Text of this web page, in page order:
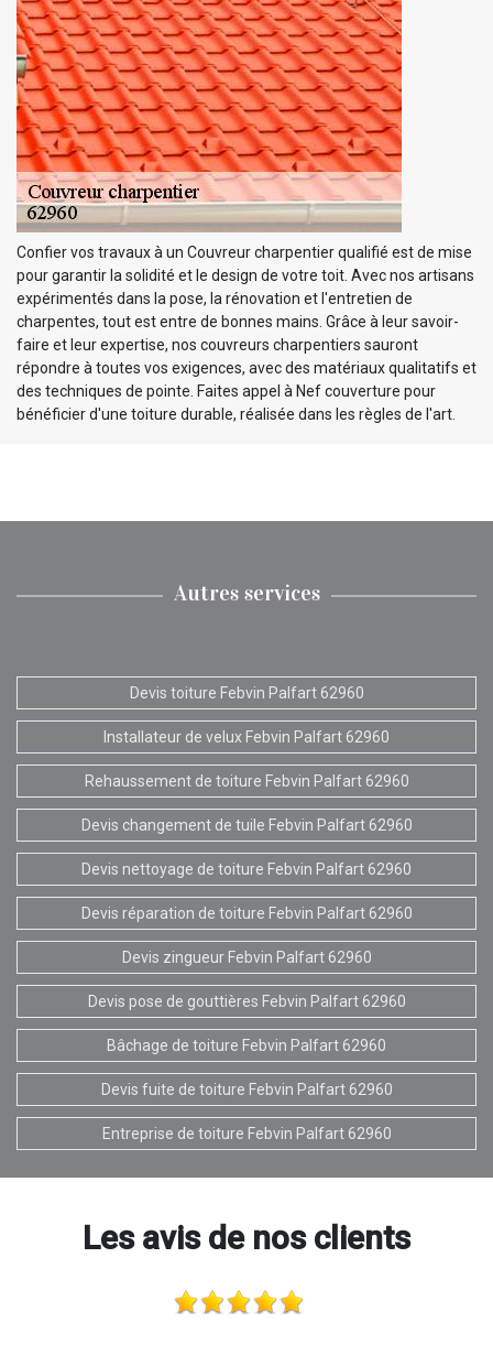
Confier vos travaux à un Couvreur charpentier qualifié est de mise
pour garantir la solidité et le design de votre toit. Avec nos artisans
expérimentés dans la pose, la rénovation et l'entretien de
charpentes, tout est entre de bonnes mains. Grâce à leur savoir-
faire et leur expertise, nos couvreurs charpentiers sauront
répondre à toutes vos exigences, avec des matériaux qualitatifs et
des techniques de pointe. Faites appel à Nef couverture pour
bénéficier d'une toiture durable, réalisée dans les règles de l'art.
Autres services
Devis toiture Febvin Palfart 62960
Installateur de velux Febvin Palfart 62960
Rehaussement de toiture Febvin Palfart 62960
Devis changement de tuile Febvin Palfart 62960
Devis nettoyage de toiture Febvin Palfart 62960
Devis réparation de toiture Febvin Palfart 62960
Devis zingueur Febvin Palfart 62960
Devis pose de gouttières Febvin Palfart 62960
Bâchage de toiture Febvin Palfart 62960
Devis fuite de toiture Febvin Palfart 62960
Entreprise de toiture Febvin Palfart 62960
Les avis de nos clients